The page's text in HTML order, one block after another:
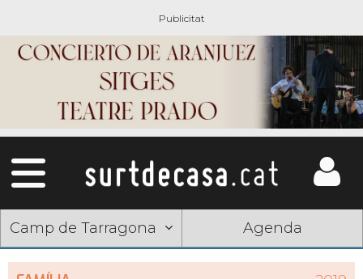
Camp de Tarragona Agenda